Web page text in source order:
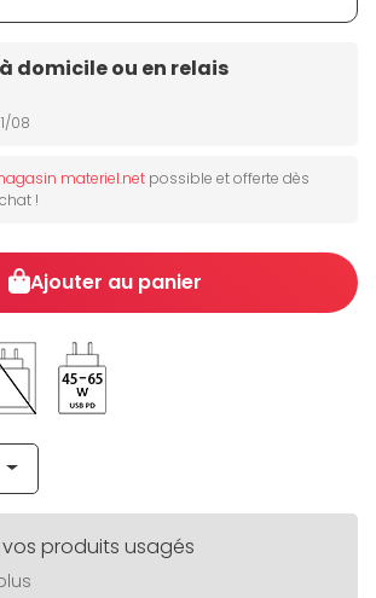
domicile ou en relais
08
materiel.net possible et offerte dès
!
Ajouter au panier
produits usagés